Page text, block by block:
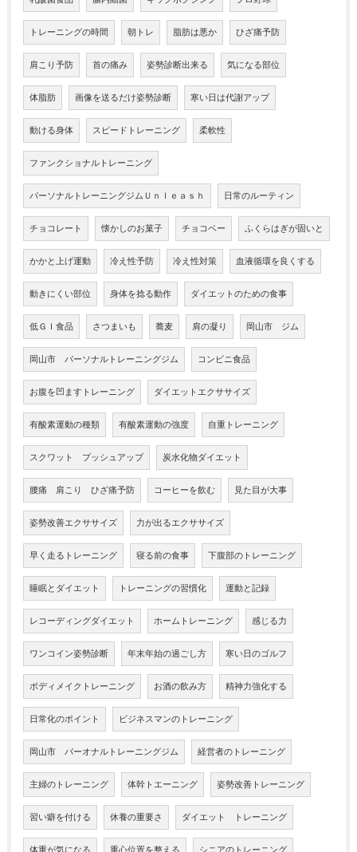
トレーニングの時間 朝トレ 脂肪は悪か ひざ痛予防
肩こり予防 首の痛み 姿勢診断出来る 気になる部位
体脂肪 画像を送るだけ姿勢診断 寒い日は代謝アップ
動ける身体 スピードトレーニング 柔軟性
ファンクショナルトレーニング
パーソナルトレーニングジムＵｎｌｅａｓｈ 日常のルーティン
チョコレート 懐かしのお菓子 チョコベー ふくらはぎが固いと
かかと上げ運動 冷え性予防 冷え性対策 血液循環を良くする
動きにくい部位 身体を捻る動作 ダイエットのための食事
低ＧＩ食品 さつまいも 蕎麦 肩の凝り 岡山市 ジム
岡山市 パーソナルトレーニングジム コンビニ食品
お腹を凹ますトレーニング ダイエットエクササイズ
有酸素運動の種類 有酸素運動の強度 自重トレーニング
スクワット プッシュアップ 炭水化物ダイエット
腰痛 肩こり ひざ痛予防 コーヒーを飲む 見た目が大事
姿勢改善エクササイズ 力が出るエクササイズ
早く走るトレーニング 寝る前の食事 下腹部のトレーニング
睡眠とダイエット トレーニングの習慣化 運動と記録
レコーディングダイエット ホームトレーニング 感じる力
ワンコイン姿勢診断 年末年始の過ごし方 寒い日のゴルフ
ボディメイクトレーニング お酒の飲み方 精神力強化する
日常化のポイント ビジネスマンのトレーニング
岡山市 パーオナルトレーニングジム 経営者のトレーニング
主婦のトレーニング 体幹トエーニング 姿勢改善トレーニング
習い癖を付ける 休養の重要さ ダイエット トレーニング